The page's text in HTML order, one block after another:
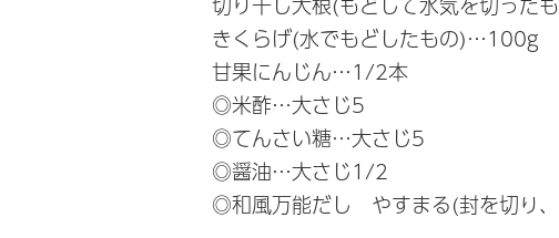
切り干し大根(もどして水気を切った
きくらげ(水でもどしたもの)…100g
甘果にんじん…1/2本
◎米酢…大さじ5
◎てんさい糖…大さじ5
◎醤油…大さじ1/2
◎和風万能だし やすまる(封を切り